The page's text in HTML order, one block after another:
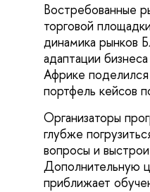
Востребованные
торговой
динамика рынков
адаптации
Африке
портфель кейсов
Организаторы
глубже
вопросы и
Дополнительную
приближает